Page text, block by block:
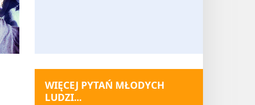
WIĘCEJ PYTAŃ MŁODYCH
LUDZI...